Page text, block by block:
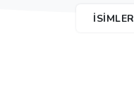
İSIMLER